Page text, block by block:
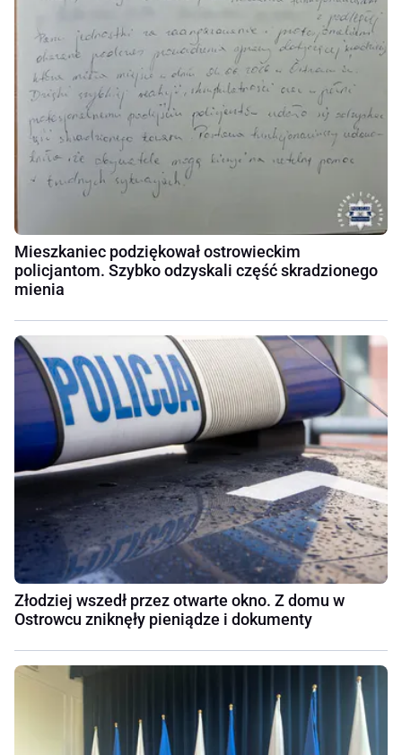
Mieszkaniec podziękował ostrowieckim
policjantom. Szybko odzyskali część skradzionego
mienia
Złodziej wszedł przez otwarte okno. Z domu w
Ostrowcu zniknęły pieniądze i dokumenty